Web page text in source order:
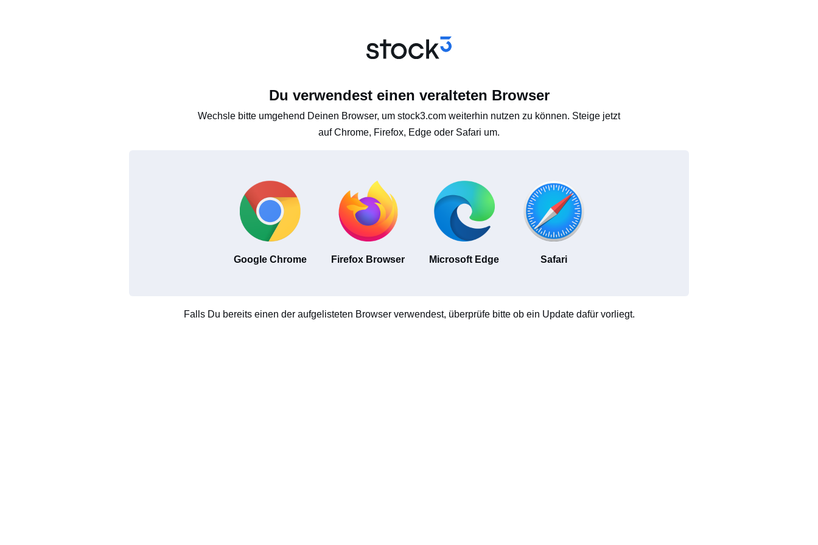
Du verwendest einen veralteten Browser
Wechsle bitte umgehend Deinen Browser, um stock3.com weiterhin nutzen zu können. Steige jetzt
auf Chrome, Firefox, Edge oder Safari um.
Google Chrome Firefox Browser Microsoft Edge Safari
Falls Du bereits einen der aufgelisteten Browser verwendest, überprüfe bitte ob ein Update dafür vorliegt.